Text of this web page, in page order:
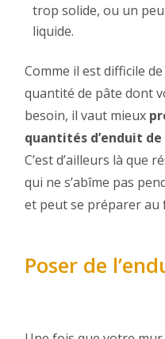
trop solide, ou un
liquide.
Comme il est difficile
quantité de pâte dont
besoin, il vaut mieux
quantités d’enduit
C’est d’ailleurs là que
qui ne s’abîme pas
et peut se préparer au
Poser de